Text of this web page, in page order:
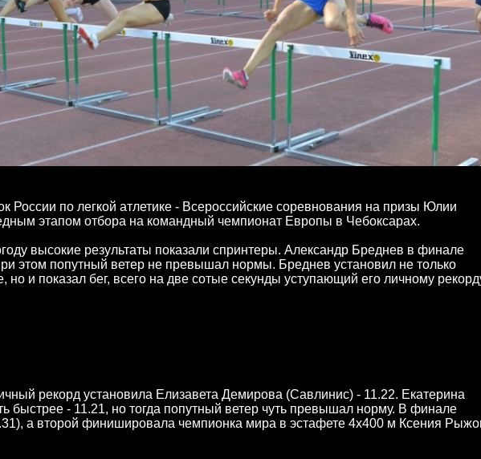
России по легкой атлетике - Всероссийские соревнования на призы Юлии
этапом отбора на командный чемпионат Европы в Чебоксарах.
высокие результаты показали спринтеры. Александр Бреднев в финале
этом попутный ветер не превышал нормы. Бреднев установил не только
но и показал бег, всего на две сотые секунды уступающий его личному
рекорд установила Елизавета Демирова (Савлинис) - 11.22. Екатерина
быстрее - 11.21, но тогда попутный ветер чуть превышал норму. В финале
а второй финишировала чемпионка мира в эстафете 4х400 м Ксения